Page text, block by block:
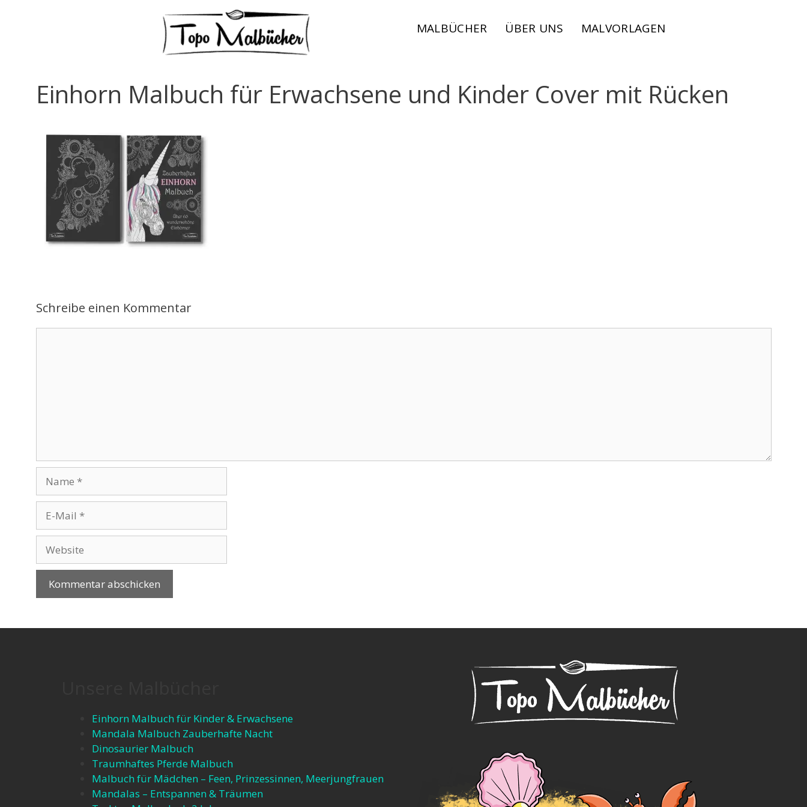
MALBÜCHER ÜBER UNS MALVORLAGEN
Einhorn Malbuch für Erwachsene und Kinder Cover mit Rücken
Schreibe einen Kommentar
Einhorn Malbuch für Kinder & Erwachsene
Mandala Malbuch Zauberhafte Nacht
Dinosaurier Malbuch
Traumhaftes Pferde Malbuch
Malbuch für Mädchen – Feen, Prinzessinnen, Meerjungfrauen​
Mandalas – Entspannen & Träumen​